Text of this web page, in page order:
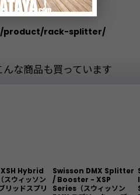
product/rack-splitter/
な商品も買っています
Hybrid
ウィッソン
リッドスプリ
Swisson DMX Splitter
/ Booster - XSP
Series（スウィッソン